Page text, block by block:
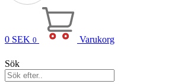
0 SEK 0 Varukorg
Sök